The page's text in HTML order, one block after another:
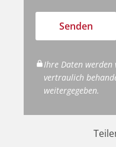
Senden
Ihre Daten werden
vertraulich
weitergegeben.